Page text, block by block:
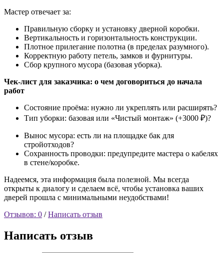
Мастер отвечает за:
Правильную сборку и установку дверной коробки.
Вертикальность и горизонтальность конструкции.
Плотное прилегание полотна (в пределах разумного).
Корректную работу петель, замков и фурнитуры.
Сбор крупного мусора (базовая уборка).
Чек-лист для заказчика: о чем договориться до начала
работ
Состояние проёма: нужно ли укреплять или расширять?
Тип уборки: базовая или «Чистый монтаж» (+3000 ₽)?
Вынос мусора: есть ли на площадке бак для
стройотходов?
Сохранность проводки: предупредите мастера о кабелях
в стене/коробке.
Надеемся, эта информация была полезной. Мы всегда
открыты к диалогу и сделаем всё, чтобы установка ваших
дверей прошла с минимальными неудобствами!
Отзывов: 0 /Написать отзыв
Написать отзыв